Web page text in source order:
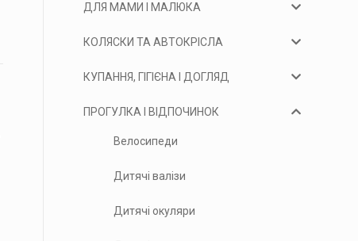
ДЛЯ МАМИ І МАЛЮКА
КОЛЯСКИ ТА АВТОКРІСЛА
КУПАННЯ, ГІГІЄНА І ДОГЛЯД
ПРОГУЛКА І ВІДПОЧИНОК
Велосипеди
Дитячі валізи
Дитячі окуляри